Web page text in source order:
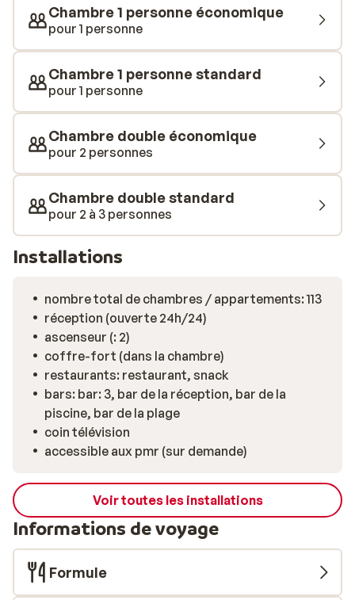
rafraîchir, une piscine est à votre disposition, ainsi
qu’un toboggan. Envie de détente absolue? Offrez-
vous une séance de hammam ou de sauna: vous en
ressortirez ressourcé. Côté restauration, vous serez
comblé: chaque jour, différents mets vous seront
proposés pour satisfaire toutes vos envies.
Chambre 1 personne économique
pour 1 personne
Chambre 1 personne standard
pour 1 personne
Chambre double économique
pour 2 personnes
Chambre double standard
pour 2 à 3 personnes
Installations
nombre total de chambres / appartements: 113
réception (ouverte 24h/24)
ascenseur (: 2)
coffre-fort (dans la chambre)
restaurants: restaurant, snack
bars: bar: 3, bar de la réception, bar de la
piscine, bar de la plage
coin télévision
accessible aux pmr (sur demande)
Voir toutes les installations
Informations de voyage
Formule